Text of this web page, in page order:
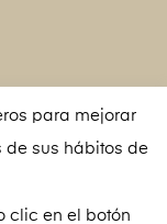
para mejorar
de sus hábitos de
clic en el botón